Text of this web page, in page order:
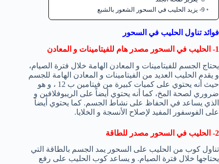
9- يزيد الحليب في السحور الشعور بالشبع
فوائد تناول الحليب في السحور
1- الحليب في السحور مصدر هام للفيتامينات و المعادن
يحتاج الجسم للفيتامينات و المعادن الهامة خلال فترة الصيام،
و يقدم الحليب العديد من الفيتامينات و المعادن الهامة للجسم
حيث أنه يحتوي على كميات كبيرة من فيتامين ب 12 ، و هو
ضروري لصحة المخ، كما أنه يحتوي أيضاً على الريبوفلافين و
الذي يساعد في الحفاظ على نشاط الجسم. كما يحتوي أيضاً
على الفوسفور المفيد لإصلاح الأنسجة و الخلايا.
2- الحليب في السحور مصدر للطاقة
تناول كوب من الحليب على السحور يمد الجسم بالطاقة التي
يحتاجها خلال فترة الصيام. و يساعد كوب الحليب على رفع